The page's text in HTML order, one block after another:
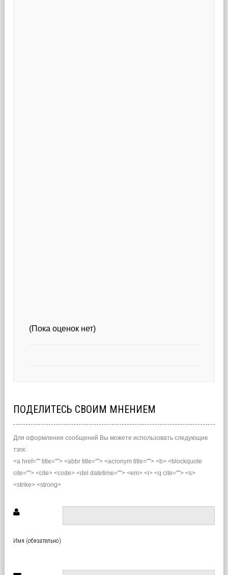
(Пока оценок нет)
ПОДЕЛИТЕСЬ СВОИМ МНЕНИЕМ
Для оформления сообщений Вы можете использовать следующие
тэги:
<a href="" title=""> <abbr title=""> <acronym title=""> <b> <blockquote
cite=""> <cite> <code> <del datetime=""> <em> <i> <q cite=""> <s>
<strike> <strong>
Имя (обязательно)